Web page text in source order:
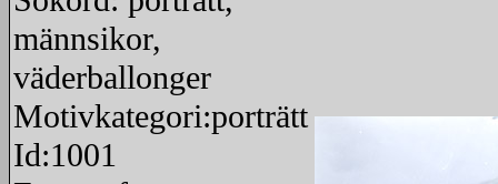
männsikor,
väderballonger
Motivkategori:porträtt
Id:1001